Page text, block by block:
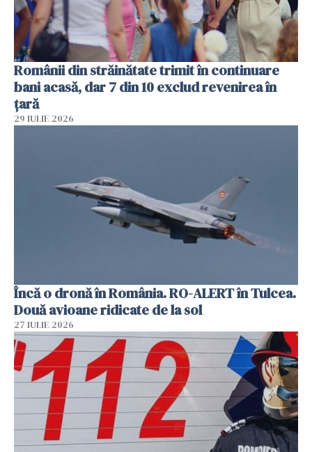
Românii din străinătate trimit în continuare
bani acasă, dar 7 din 10 exclud revenirea în
țară
29 IULIE 2026
Încă o dronă în România. RO-ALERT în Tulcea.
Două avioane ridicate de la sol
27 IULIE 2026